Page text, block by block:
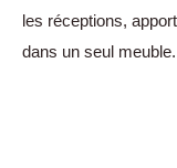
les réceptions,
dans un seul meuble.